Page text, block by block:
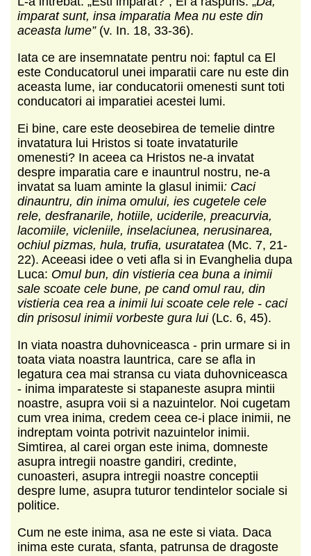
imparat sunt, insa imparatia Mea nu este din
aceasta lume” (v. In. 18, 33-36).
Iata ce are insemnatate pentru noi: faptul ca El
este Conducatorul unei imparatii care nu este din
aceasta lume, iar conducatorii omenesti sunt toti
conducatori ai imparatiei acestei lumi.
Ei bine, care este deosebirea de temelie dintre
invatatura lui Hristos si toate invataturile
omenesti? In aceea ca Hristos ne-a invatat
despre imparatia care e inauntrul nostru, ne-a
invatat sa luam aminte la glasul inimii: Caci
dinauntru, din inima omului, ies cugetele cele
rele, desfranarile, hotiile, uciderile, preacurvia,
lacomiile, vicleniile, inselaciunea, nerusinarea,
ochiul pizmas, hula, trufia, usuratatea (Mc. 7, 21-
22). Aceeasi idee o veti afla si in Evanghelia dupa
Luca: Omul bun, din vistieria cea buna a inimii
sale scoate cele bune, pe cand omul rau, din
vistieria cea rea a inimii lui scoate cele rele - caci
din prisosul inimii vorbeste gura lui (Lc. 6, 45).
In viata noastra duhovniceasca - prin urmare si in
toata viata noastra launtrica, care se afla in
legatura cea mai stransa cu viata duhovniceasca
- inima imparateste si stapaneste asupra mintii
noastre, asupra voii si a nazuintelor. Noi cugetam
cum vrea inima, credem ceea ce-i place inimii, ne
indreptam vointa potrivit nazuintelor inimii.
Simtirea, al carei organ este inima, domneste
asupra intregii noastre gandiri, credinte,
cunoasteri, asupra intregii noastre conceptii
despre lume, asupra tuturor tendintelor sociale si
politice.
Cum ne este inima, asa ne este si viata. Daca
inima este curata, sfanta, patrunsa de dragoste